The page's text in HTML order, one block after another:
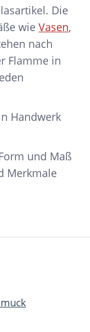
Die
wie Vasen,
nach
Flamme in
Handwerk
und Maß
Merkmale